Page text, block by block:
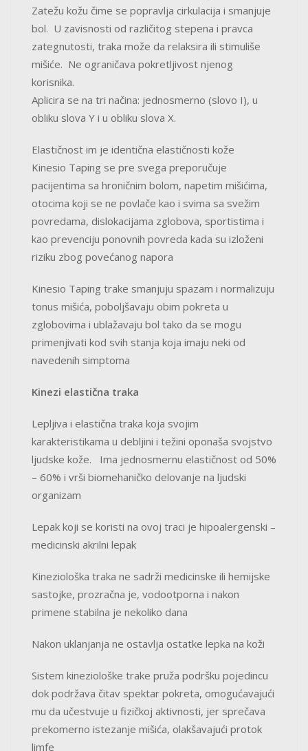
Zatežu kožu čime se popravlja cirkulacija i smanjuje
bol. U zavisnosti od različitog stepena i pravca
zategnutosti, traka može da relaksira ili stimuliše
mišiće. Ne ograničava pokretljivost njenog
korisnika.
Aplicira se na tri načina: jednosmerno (slovo I), u
obliku slova Y i u obliku slova X.
Elastičnost im je identična elastičnosti kože
Kinesio Taping se pre svega preporučuje
pacijentima sa hroničnim bolom, napetim mišićima,
otocima koji se ne povlače kao i svima sa svežim
povredama, dislokacijama zglobova, sportistima i
kao prevenciju ponovnih povreda kada su izloženi
riziku zbog povećanog napora
Kinesio Taping trake smanjuju spazam i normalizuju
tonus mišića, poboljšavaju obim pokreta u
zglobovima i ublažavaju bol tako da se mogu
primenjivati kod svih stanja koja imaju neki od
navedenih simptoma
Kinezi elastična traka
Lepljiva i elastična traka koja svojim
karakteristikama u debljini i težini oponaša svojstvo
ljudske kože. Ima jednosmernu elastičnost od 50%
– 60% i vrši biomehaničko delovanje na ljudski
organizam
Lepak koji se koristi na ovoj traci je hipoalergenski –
medicinski akrilni lepak
Kineziološka traka ne sadrži medicinske ili hemijske
sastojke, prozračna je, vodootporna i nakon
primene stabilna je nekoliko dana
Nakon uklanjanja ne ostavlja ostatke lepka na koži
Sistem kineziološke trake pruža podršku pojedincu
dok podržava čitav spektar pokreta, omogućavajući
mu da učestvuje u fizičkoj aktivnosti, jer sprečava
prekomerno istezanje mišića, olakšavajući protok
limfe